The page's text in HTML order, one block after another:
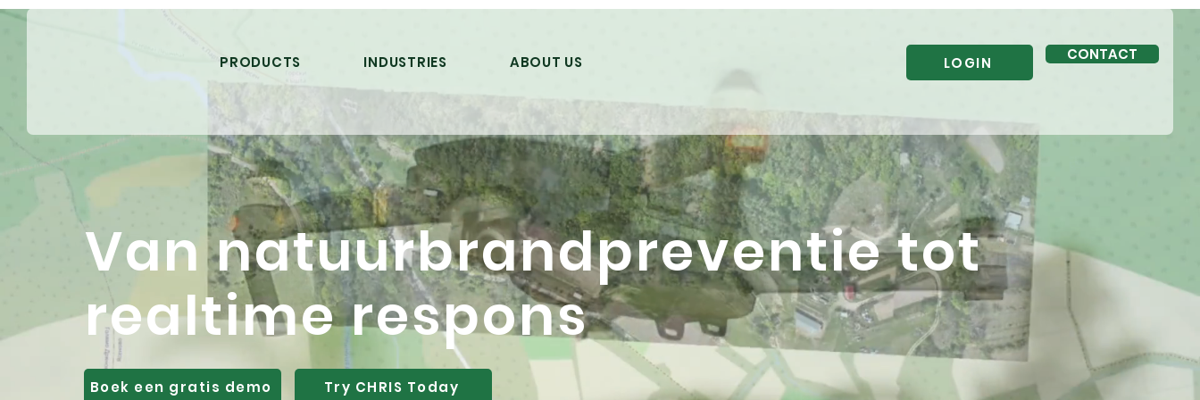
PRODUCTS INDUSTRIES ABOUT US LOGIN CONTACT
Van natuurbrandpreventie tot
realtime respons
Boek een gratis demo Try CHRIS Today